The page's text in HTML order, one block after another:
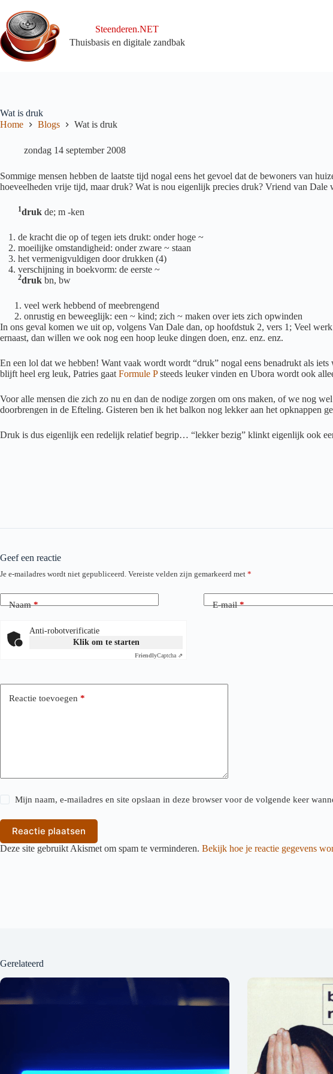
naar
de
inhoud
Steenderen.NET
Thuisbasis en digitale zandbak
Wat is druk
Home
Blogs Wat is druk
zondag 14 september 2008
Sommige mensen hebben de laatste tijd nogal eens het gevoel dat de bewoners van
hoeveelheden vrije tijd, maar druk? Wat is nou eigenlijk precies druk? Vriend van Dale
1druk de; m -ken
de kracht die op of tegen iets drukt: onder hoge ~
moeilijke omstandigheid: onder zware ~ staan
het vermenigvuldigen door drukken (4)
verschijning in boekvorm: de eerste ~
2druk bn, bw
veel werk hebbend of meebrengend
onrustig en beweeglijk: een ~ kind; zich ~ maken over iets zich opwinden
In ons geval komen we uit op, volgens Van Dale dan, op hoofdstuk 2, vers 1; Veel
ernaast, dan willen we ook nog een hoop leuke dingen doen, enz. enz. enz.
En een lol dat we hebben! Want vaak wordt wordt “druk” nogal eens benadrukt als
blijft heel erg leuk, Patries gaat Formule Psteeds leuker vinden en Ubora wordt ook
Voor alle mensen die zich zo nu en dan de nodige zorgen om ons maken, of we nog
doorbrengen in de Efteling. Gisteren ben ik het balkon nog lekker aan het opknappen
Druk is dus eigenlijk een redelijk relatief begrip… “lekker bezig” klinkt eigenlijk ook
Geef een reactie
Je e-mailadres wordt niet gepubliceerd. Vereiste velden zijn gemarkeerd met *
Naam* E-mail*
Anti-robotverificatie
Klik om te starten
FriendlyCaptcha ⇗
Reactie toevoegen *
Mijn naam, e-mailadres en site opslaan in deze browser voor de volgende keer
Reactie plaatsen
Deze site gebruikt Akismet om spam te verminderen. Bekijk hoe je reactie gegevens
Gerelateerd